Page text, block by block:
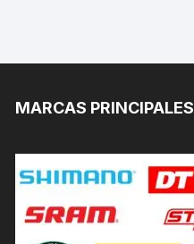
MARCAS PRINCIPALES